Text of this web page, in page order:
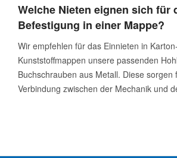
Welche Nieten eignen sich für
Befestigung in einer Mappe?
Wir empfehlen für das Einnieten in
Kunststoffmappen unsere passenden
Buchschrauben aus Metall. Diese
Verbindung zwischen der Mechanik und